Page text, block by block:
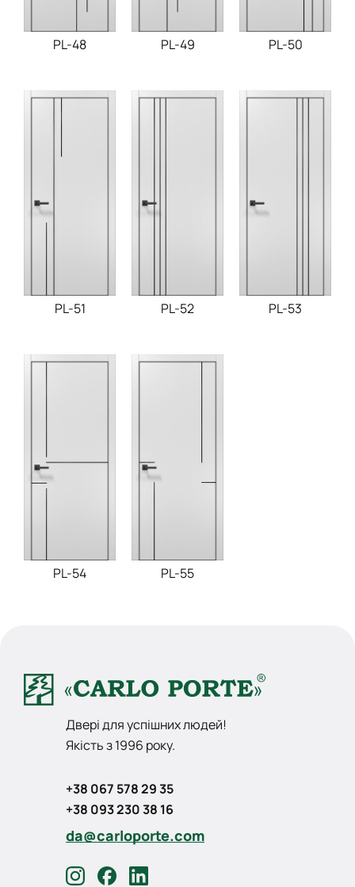
PL-48 PL-49 PL-50
PL-51 PL-52 PL-53
PL-54 PL-55
Двері для успішних людей!
Якість з 1996 року.
+38 067 578 29 35
+38 093 230 38 16
da@carloporte.com